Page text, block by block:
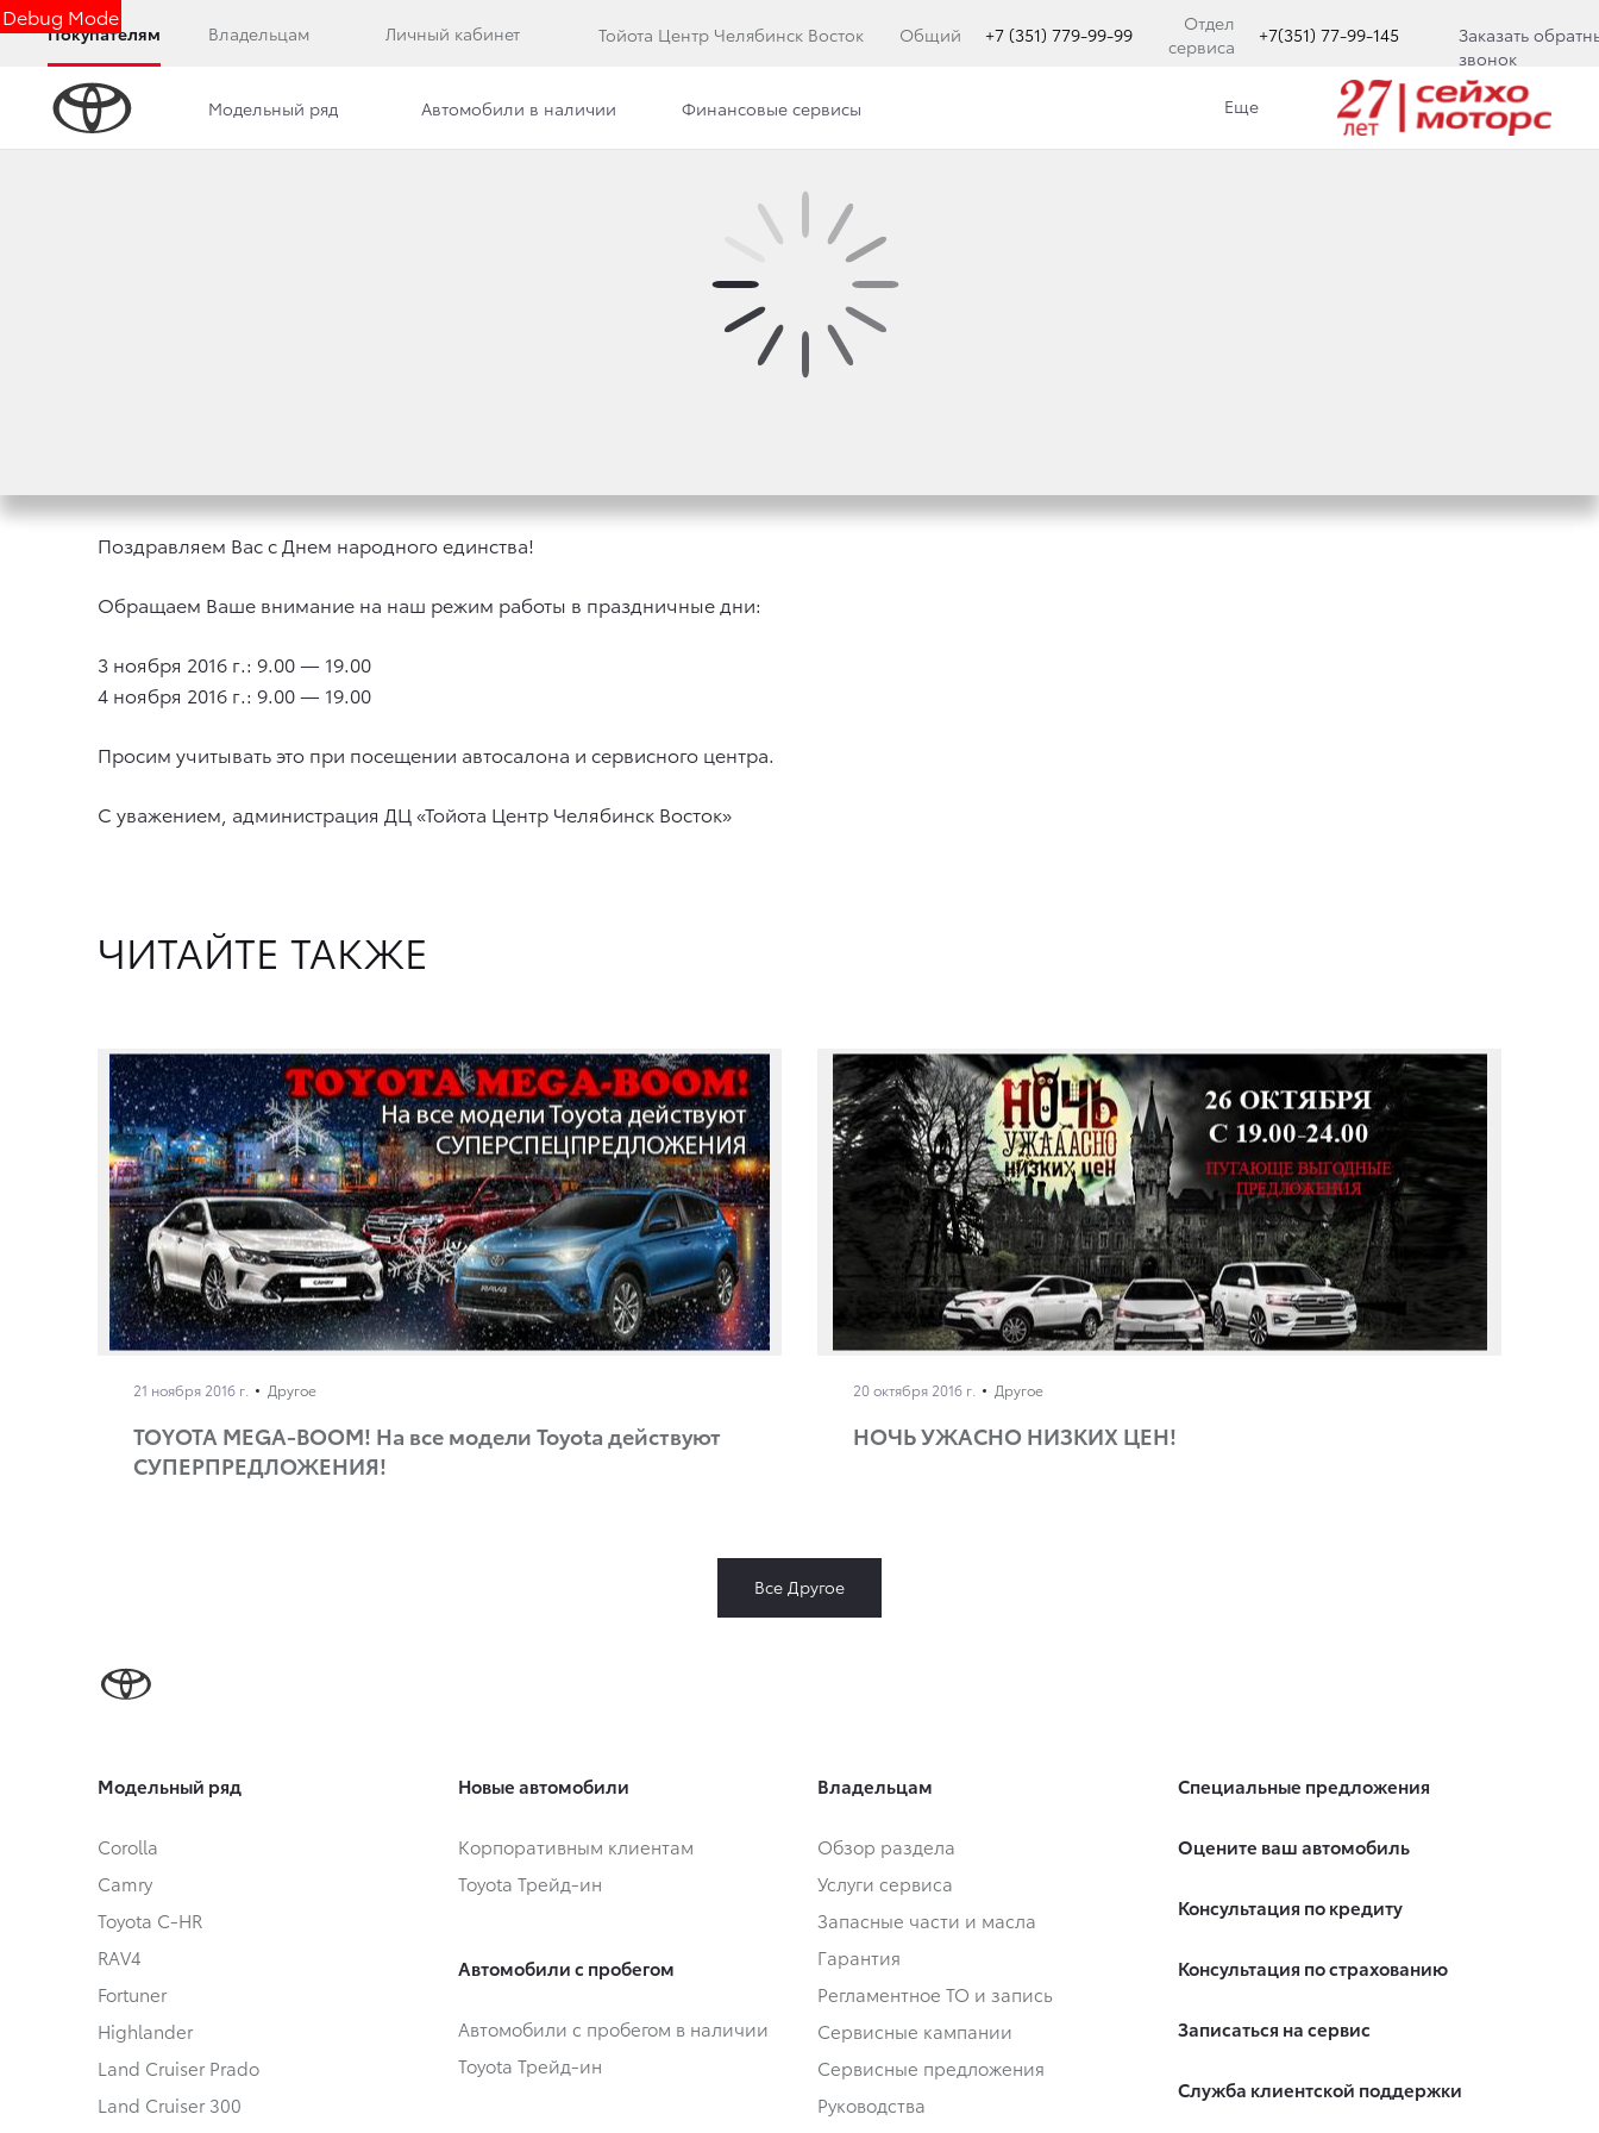
Debug Mode
Покупателям Владельцам Личный кабинет Тойота Центр Челябинск Восток Общий +7 (351) 779-99-99
Отдел
сервиса
+7(351) 77-99-145
Заказать
звонок
Модельный ряд Автомобили в наличии Финансовые сервисы Еще
РЕЖИМ РАБОТЫ В ПРАЗДНИЧНЫЕ ДНИ.
Поздравляем Вас с Днем народного единства!
Обращаем Ваше внимание на наш режим работы в праздничные дни:
3 ноября 2016 г.: 9.00 — 19.00
4 ноября 2016 г.: 9.00 — 19.00
Просим учитывать это при посещении автосалона и сервисного центра.
С уважением, администрация ДЦ «Тойота Центр Челябинск Восток»
ЧИТАЙТЕ ТАКЖЕ
21 ноября 2016 г. Другое
TOYOTA MEGA-BOOM! На все модели Toyota действуют
СУПЕРПРЕДЛОЖЕНИЯ!
20 октября 2016 г. Другое
НОЧЬ УЖАСНО НИЗКИХ ЦЕН!
Все Другое
Модельный ряд
Corolla
Camry
Toyota C-HR
RAV4
Fortuner
Highlander
Land Cruiser Prado
Land Cruiser 300
Новые автомобили
Корпоративным клиентам
Toyota Трейд-ин
Автомобили с пробегом
Автомобили с пробегом в наличии
Toyota Трейд-ин
Владельцам
Обзор раздела
Услуги сервиса
Запасные части и масла
Гарантия
Регламентное ТО и запись
Сервисные кампании
Сервисные предложения
Руководства
Специальные предложения
Оцените ваш автомобиль
Консультация по кредиту
Консультация по страхованию
Записаться на сервис
Служба клиентской поддержки